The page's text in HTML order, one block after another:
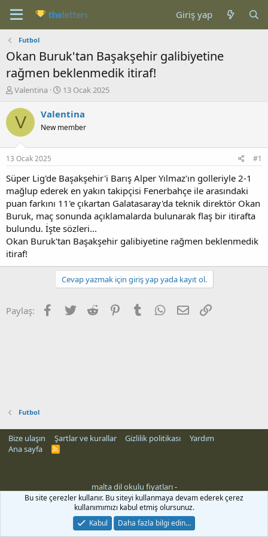
Giriş yap
Futbol
Okan Buruk'tan Başakşehir galibiyetine
rağmen beklenmedik itiraf!
K
n
b
u
u
b
a
ş
l
a
t
a
n
Valentina
B
ş
a
ç
t
a
i
h
i
13 Ocak 2025
V Valentina
New member
13 Ocak 2025 #1
Süper Lig'de Başakşehir'i Barış Alper Yılmaz'ın golleriyle 2-1
mağlup ederek en yakın takipçisi Fenerbahçe ile arasındaki
puan farkını 11'e çıkartan Galatasaray'da teknik direktör Okan
Buruk, maç sonunda açıklamalarda bulunarak flaş bir itirafta
bulundu. İşte sözleri...
Okan Buruk'tan Başakşehir galibiyetine rağmen beklenmedik
itiraf!
Cevap yazmak için giriş yap yada kayıt ol.
Paylaş: Facebook
Twitter Reddit PinterestTumblr WhatsApp
E-posta
Futbol
Bize ulaşın Şartlar ve kurallar Gizlilik politikası
Yardım
Ana sayfa
R
malta dil okulu fiyatları-
Bu site çerezler kullanır. Bu siteyi kullanmaya devam ederek çerez
kullanımımızı kabul etmiş olursunuz.
Kabul
Daha fazla bilgi edin…